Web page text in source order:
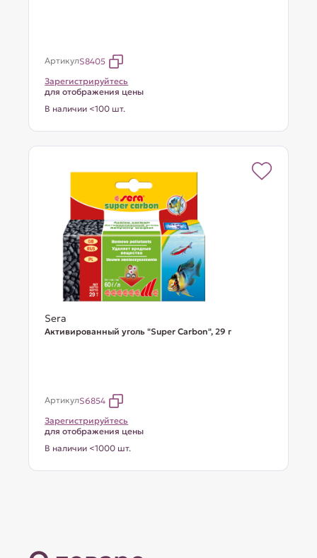
АртикулS8405
Зарегистрируйтесь
для отображения цены
В наличии <100 шт.
Sera
Активированный уголь "Super Carbon", 29 г
АртикулS6854
Зарегистрируйтесь
для отображения цены
В наличии <1000 шт.